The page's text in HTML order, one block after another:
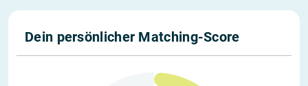
Dein persönlicher Matching-Score